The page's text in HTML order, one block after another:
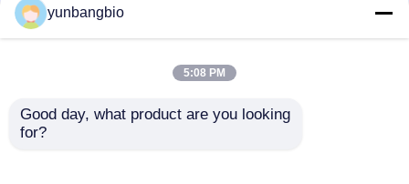
生物的緩衝
yunbangbio
5:08 PM
Good day, what product are you looking
for?